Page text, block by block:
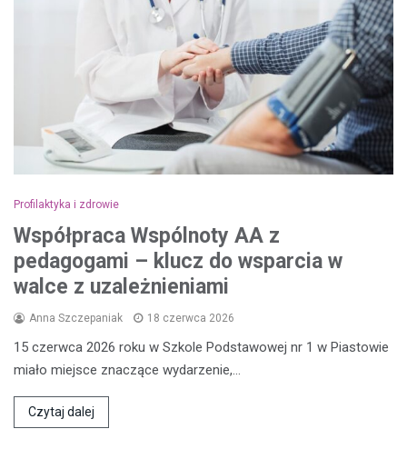
Profilaktyka i zdrowie
Współpraca Wspólnoty AA z
pedagogami – klucz do wsparcia w
walce z uzależnieniami
Anna Szczepaniak 18 czerwca 2026
15 czerwca 2026 roku w Szkole Podstawowej nr 1 w Piastowie
miało miejsce znaczące wydarzenie,…
Czytaj dalej